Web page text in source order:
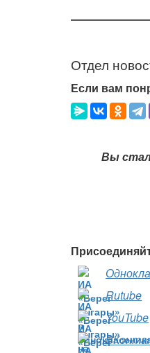
Отдел
Если вам
Вы
Rutube
YouTube